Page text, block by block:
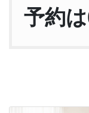
予約
続きを読む